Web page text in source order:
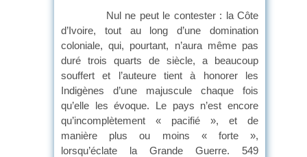
Nul ne peut le contester : la Côte
d’Ivoire, tout au long d’une domination
coloniale, qui, pourtant, n’aura même pas
duré trois quarts de siècle, a beaucoup
souffert et l’auteure tient à honorer les
Indigènes d’une majuscule chaque fois
qu’elle les évoque. Le pays n’est encore
qu’incomplètement « pacifié », et de
manière plus ou moins « forte »,
lorsqu’éclate la Grande Guerre. 549